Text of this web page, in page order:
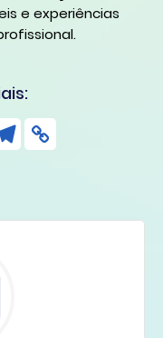
e experiências